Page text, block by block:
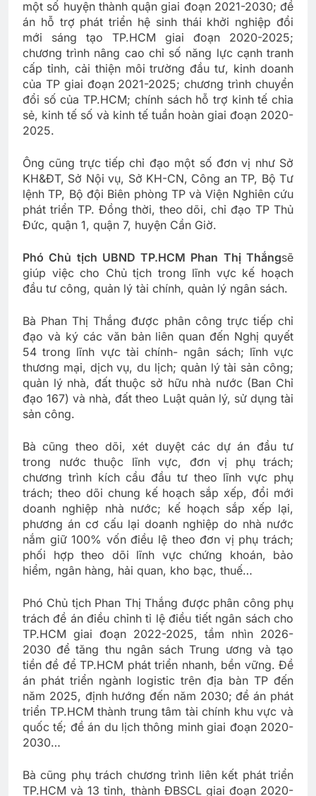
một số huyện thành quận giai đoạn 2021-2030; đề
án hỗ trợ phát triển hệ sinh thái khởi nghiệp đổi
mới sáng tạo TP.HCM giai đoạn 2020-2025;
chương trình nâng cao chỉ số năng lực cạnh tranh
cấp tỉnh, cải thiện môi trường đầu tư, kinh doanh
của TP giai đoạn 2021-2025; chương trình chuyển
đổi số của TP.HCM; chính sách hỗ trợ kinh tế chia
sẻ, kinh tế số và kinh tế tuần hoàn giai đoạn 2020-
2025.
Ông cũng trực tiếp chỉ đạo một số đơn vị như Sở
KH&ĐT, Sở Nội vụ, Sở KH-CN, Công an TP, Bộ Tư
lệnh TP, Bộ đội Biên phòng TP và Viện Nghiên cứu
phát triển TP. Đồng thời, theo dõi, chỉ đạo TP Thủ
Đức, quận 1, quận 7, huyện Cần Giờ.
Phó Chủ tịch UBND TP.HCM Phan Thị Thắngsẽ
giúp việc cho Chủ tịch trong lĩnh vực kế hoạch
đầu tư công, quản lý tài chính, quản lý ngân sách.
Bà Phan Thị Thắng được phân công trực tiếp chỉ
đạo và ký các văn bản liên quan đến Nghị quyết
54 trong lĩnh vực tài chính- ngân sách; lĩnh vực
thương mại, dịch vụ, du lịch; quản lý tài sản công;
quản lý nhà, đất thuộc sở hữu nhà nước (Ban Chỉ
đạo 167) và nhà, đất theo Luật quản lý, sử dụng tài
sản công.
Bà cũng theo dõi, xét duyệt các dự án đầu tư
trong nước thuộc lĩnh vực, đơn vị phụ trách;
chương trình kích cầu đầu tư theo lĩnh vực phụ
trách; theo dõi chung kế hoạch sắp xếp, đổi mới
doanh nghiệp nhà nước; kế hoạch sắp xếp lại,
phương án cơ cấu lại doanh nghiệp do nhà nước
nắm giữ 100% vốn điều lệ theo đơn vị phụ trách;
phối hợp theo dõi lĩnh vực chứng khoán, bảo
hiểm, ngân hàng, hải quan, kho bạc, thuế…
Phó Chủ tịch Phan Thị Thắng được phân công phụ
trách đề án điều chỉnh tỉ lệ điều tiết ngân sách cho
TP.HCM giai đoạn 2022-2025, tầm nhìn 2026-
2030 để tăng thu ngân sách Trung ương và tạo
tiền đề để TP.HCM phát triển nhanh, bền vững. Đề
án phát triển ngành logistic trên địa bàn TP đến
năm 2025, định hướng đến năm 2030; đề án phát
triển TP.HCM thành trung tâm tài chính khu vực và
quốc tế; đề án du lịch thông minh giai đoạn 2020-
2030…
Bà cũng phụ trách chương trình liên kết phát triển
TP.HCM và 13 tỉnh, thành ĐBSCL giai đoạn 2020-